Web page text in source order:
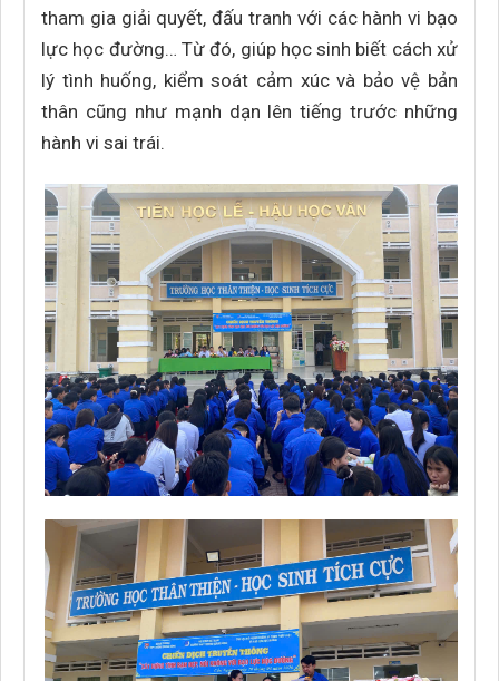
tham gia giải quyết, đấu tranh với các hành vi bạo
lực học đường… Từ đó, giúp học sinh biết cách xử
lý tình huống, kiểm soát cảm xúc và bảo vệ bản
thân cũng như mạnh dạn lên tiếng trước những
hành vi sai trái.